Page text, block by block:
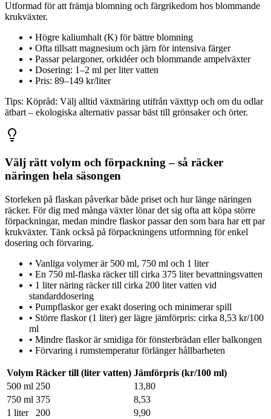
Utformad för att främja blomning och färgrikedom hos blommande
krukväxter.
• Högre kaliumhalt (K) för bättre blomning
• Ofta tillsatt magnesium och järn för intensiva färger
• Passar pelargoner, orkidéer och blommande ampelväxter
• Dosering: 1–2 ml per liter vatten
• Pris: 89–149 kr/liter
Tips: Köpråd: Välj alltid växtnäring utifrån växttyp och om du odlar
ätbart – ekologiska alternativ passar bäst till grönsaker och örter.
Välj rätt volym och förpackning – så räcker
näringen hela säsongen
Storleken på flaskan påverkar både priset och hur länge näringen
räcker. För dig med många växter lönar det sig ofta att köpa större
förpackningar, medan mindre flaskor passar den som bara har ett par
krukväxter. Tänk också på förpackningens utformning för enkel
dosering och förvaring.
• Vanliga volymer är 500 ml, 750 ml och 1 liter
• En 750 ml-flaska räcker till cirka 375 liter bevattningsvatten
• 1 liter näring räcker till cirka 200 liter vatten vid
standarddosering
• Pumpflaskor ger exakt dosering och minimerar spill
• Större flaskor (1 liter) ger lägre jämförpris: cirka 8,53 kr/100
ml
• Mindre flaskor är smidiga för fönsterbrädan eller balkongen
• Förvaring i rumstemperatur förlänger hållbarheten
Volym Räcker till (liter vatten) Jämförpris (kr/100 ml)
500 ml 250
13,80
750 ml 375
8,53
1 liter
200 9,90